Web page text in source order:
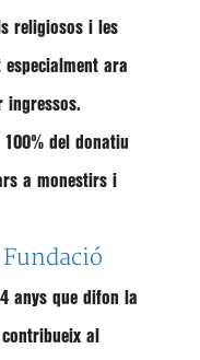
religiosos i les
ara
ingressos.
del donatiu
a monestirs i
Fundació
anys que difon la
al